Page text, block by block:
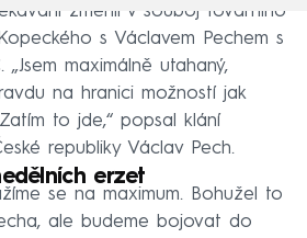
změnil v souboj továrního
s Václavem Pechem s
„Jsem maximálně utahaný,
na hranici možností jak
to jde,“ popsal klání
republiky Václav Pech.
erzet
se na maximum. Bohužel to
ale budeme bojovat do